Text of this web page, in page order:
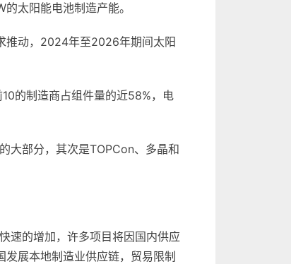
太阳能电池制造产能。
推动，2024年至2026年期间太阳
的制造商占组件量的近58%，电
大部分，其次是TOPCon、多晶和
速的增加，许多项目将因国内供应
展本地制造业供应链，贸易限制